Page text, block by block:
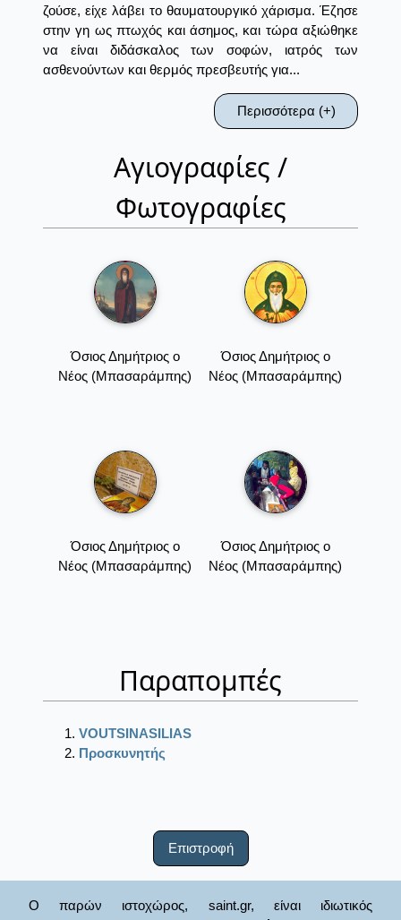
ζούσε, είχε λάβει το θαυματουργικό χάρισμα. Έζησε
στην γη ως πτωχός και άσημος, και τώρα αξιώθηκε
να είναι διδάσκαλος των σοφών, ιατρός των
ασθενούντων και θερμός πρεσβευτής για...
Περισσότερα (+)
Αγιογραφίες /
Φωτογραφίες
Όσιος Δημήτριος ο
Νέος (Μπασαράμπης)
Όσιος Δημήτριος ο
Νέος (Μπασαράμπης)
Όσιος Δημήτριος ο
Νέος (Μπασαράμπης)
Όσιος Δημήτριος ο
Νέος (Μπασαράμπης)
Παραπομπές
VOUTSINASILIAS
Προσκυνητής
Επιστροφή
Ο παρών ιστοχώρος, saint.gr, είναι ιδιωτικός